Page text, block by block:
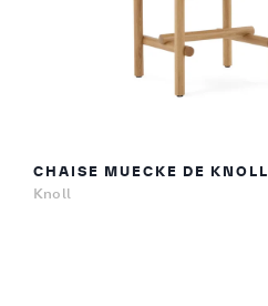
CHAISE MUECKE DE KNOLL
Knoll